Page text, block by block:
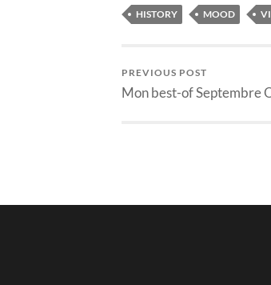
HISTORY MOOD
PREVIOUS POST
Mon best-of Septembre